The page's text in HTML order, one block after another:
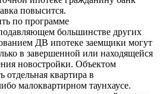
повысится.
по программе
большинстве других
ДВ ипотеке заемщики могут
в завершенной или находящейся
новостройки. Объектом
отдельная квартира в
малоквартирном таунхаусе.